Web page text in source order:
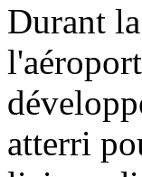
Durant
atterri